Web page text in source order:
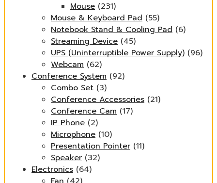
Mouse (231)
Mouse & Keyboard Pad (55)
Notebook Stand & Cooling Pad (6)
Streaming Device (45)
UPS (Uninterruptible Power Supply) (96)
Webcam (62)
Conference System (92)
Combo Set (3)
Conference Accessories (21)
Conference Cam (17)
IP Phone (2)
Microphone (10)
Presentation Pointer (11)
Speaker (32)
Electronics (64)